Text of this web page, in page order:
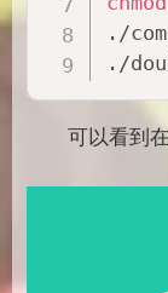
chmod
./
./
可以看到在